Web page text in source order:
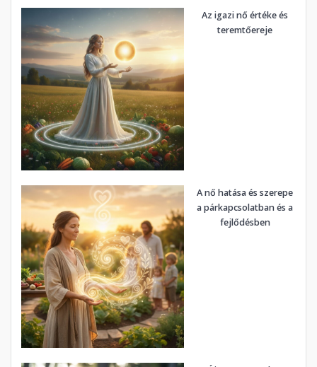
Az igazi nő értéke és
teremtőereje
A nő hatása és szerepe
a párkapcsolatban és a
fejlődésben